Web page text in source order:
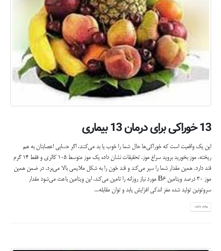
13 خوراکی برای درمان 13 بیماری
این یک واقعیت است که خوراکی‌ها حال شما را خوب یا بد می‌کنند. اگر حسابی اعصابتان به هم
ریخته، موز بخورید بروید سراغ موز. تحقیقات نشان داده یک موز متوسط 105 کالری و فقط 14 گرم
قند دارد. همین مقدار شما را سیر می‌کند و قند خون را به شکل ملایمی بالا می‌برد. در ضمن همین
موز 30 درصد ویتامین B6 مورد نیاز روزانه را تامین می‌کند. این ویتامین باعث می‌شود مقدار
سروتونین تولید شده مغز اندکی افزایش یابد و توان مقابله...
بیشتر بدانید...